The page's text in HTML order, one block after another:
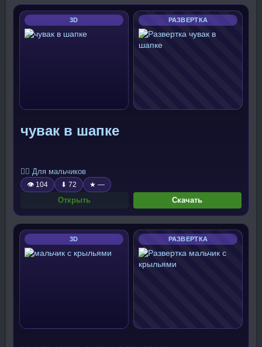
3D РАЗВЕРТКА
чувак в шапке
🧍‍♂️ Для мальчиков
👁 104 ⬇ 72 ★ —
Открыть Скачать
3D РАЗВЕРТКА